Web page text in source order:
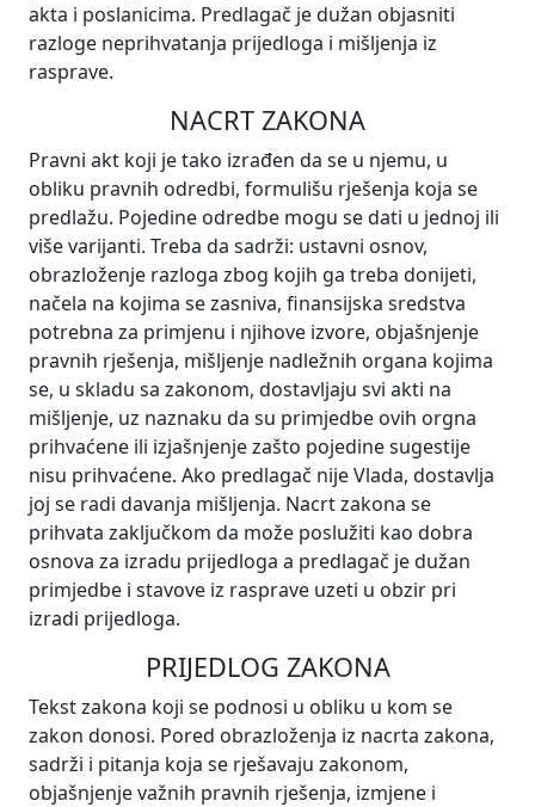
akta i poslanicima. Predlagač je dužan objasniti
razloge neprihvatanja prijedloga i mišljenja iz
rasprave.
NACRT ZAKONA
Pravni akt koji je tako izrađen da se u njemu, u
obliku pravnih odredbi, formulišu rješenja koja se
predlažu. Pojedine odredbe mogu se dati u jednoj ili
više varijanti. Treba da sadrži: ustavni osnov,
obrazloženje razloga zbog kojih ga treba donijeti,
načela na kojima se zasniva, finansijska sredstva
potrebna za primjenu i njihove izvore, objašnjenje
pravnih rješenja, mišljenje nadležnih organa kojima
se, u skladu sa zakonom, dostavljaju svi akti na
mišljenje, uz naznaku da su primjedbe ovih orgna
prihvaćene ili izjašnjenje zašto pojedine sugestije
nisu prihvaćene. Ako predlagač nije Vlada, dostavlja
joj se radi davanja mišljenja. Nacrt zakona se
prihvata zaključkom da može poslužiti kao dobra
osnova za izradu prijedloga a predlagač je dužan
primjedbe i stavove iz rasprave uzeti u obzir pri
izradi prijedloga.
PRIJEDLOG ZAKONA
Tekst zakona koji se podnosi u obliku u kom se
zakon donosi. Pored obrazloženja iz nacrta zakona,
sadrži i pitanja koja se rješavaju zakonom,
objašnjenje važnih pravnih rješenja, izmjene i